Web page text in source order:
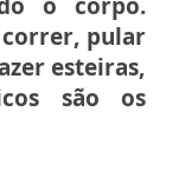
o corpo.
correr, pular
esteiras,
são os